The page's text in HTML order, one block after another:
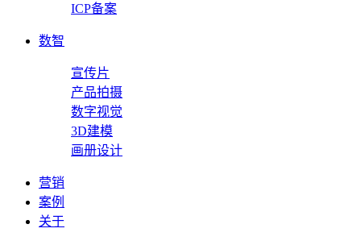
ICP备案
数智
宣传片
产品拍摄
数字视觉
3D建模
画册设计
营销
案例
关于